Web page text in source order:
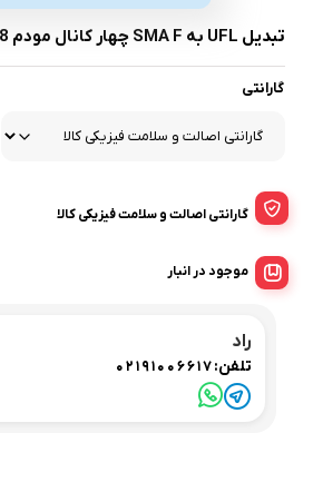
تبدیل UFL به SMA F چهار کانال مودم X28
گارانتی
گارانتی اصالت و سلامت فیزیکی کالا
موجود در انبار
راد
تلفن:02191006617